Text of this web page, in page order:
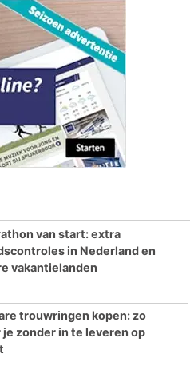
van start: extra
in Nederland en
vakantielanden
trouwringen kopen: zo
je zonder in te leveren op